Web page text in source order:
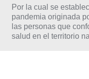
Por la cual se
pandemia originada
las personas que
salud en el territorio